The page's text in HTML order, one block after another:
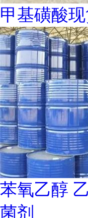
甲基磺酸
苯氧乙醇
菌剂